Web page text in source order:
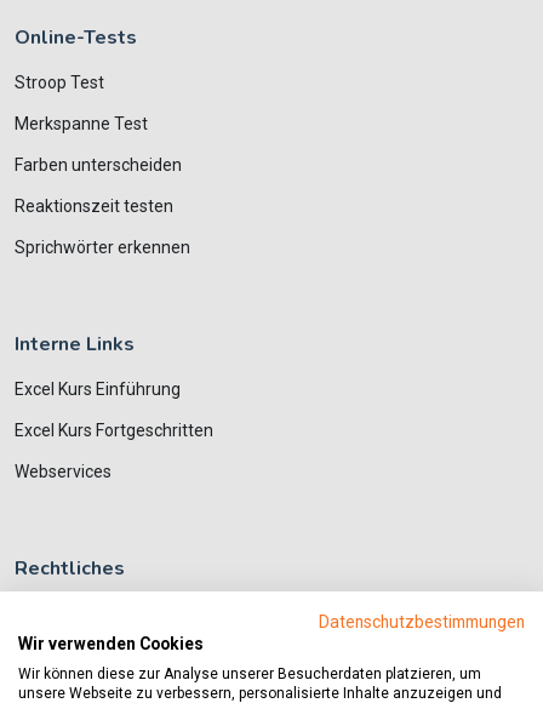
Online-Tests
Stroop Test
Merkspanne Test
Farben unterscheiden
Reaktionszeit testen
Sprichwörter erkennen
Interne Links
Excel Kurs Einführung
Excel Kurs Fortgeschritten
Webservices
Rechtliches
Impressum
Kontakt
Datenschutzbestimmungen
Wir verwenden Cookies
Wir können diese zur Analyse unserer Besucherdaten platzieren, um
unsere Webseite zu verbessern, personalisierte Inhalte anzuzeigen und